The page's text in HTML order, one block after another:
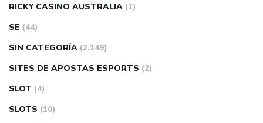
RICKY CASINO AUSTRALIA (1)
SE (44)
SIN CATEGORÍA (2.149)
SITES DE APOSTAS ESPORTS (2)
SLOT (4)
SLOTS (10)